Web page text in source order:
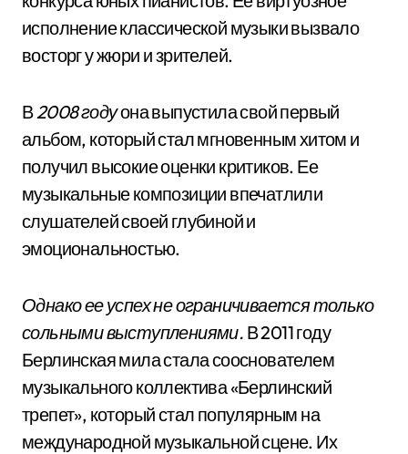
исполнение классической музыки вызвало
восторг у жюри и зрителей.
В2008 годуона выпустила свой первый
альбом, который стал мгновенным хитом и
получил высокие оценки критиков. Ее
музыкальные композиции впечатлили
слушателей своей глубиной и
эмоциональностью.
Однако ее успех не ограничивается только
сольными выступлениями. В 2011 году
Берлинская мила стала сооснователем
музыкального коллектива «Берлинский
трепет», который стал популярным на
международной музыкальной сцене. Их